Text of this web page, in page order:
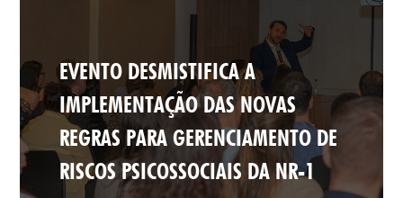
EVENTO DESMISTIFICA A
IMPLEMENTAÇÃO DAS NOVAS
REGRAS PARA GERENCIAMENTO DE
RISCOS PSICOSSOCIAIS DA NR-1